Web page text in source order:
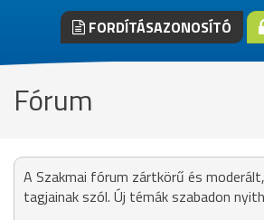
FORDÍTÁSAZONOSÍTÓ
Fórum
A Szakmai fórum zártkörű és
tagjainak szól. Új témák szabadon